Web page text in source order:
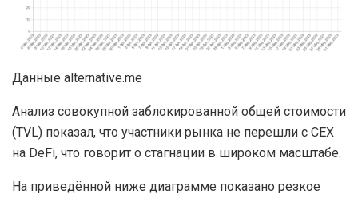
Данные alternative.me
Анализ совокупной заблокированной общей стоимости
(TVL) показал, что участники рынка не перешли с CEX
на DeFi, что говорит о стагнации в широком масштабе.
На приведённой ниже диаграмме показано резкое